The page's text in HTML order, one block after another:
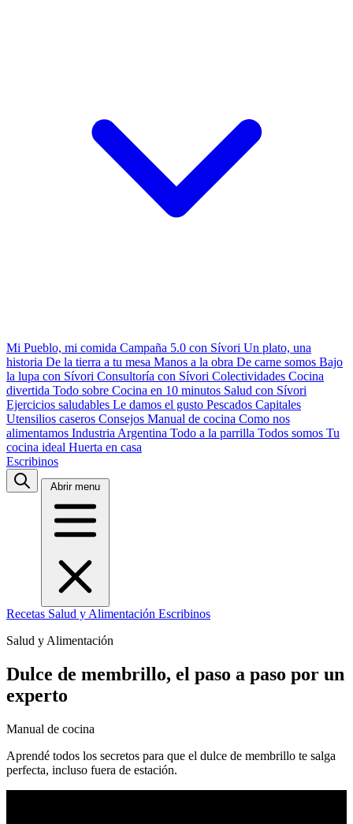
Mi Pueblo, mi comida Campaña 5.0 con Sívori Un plato, una
historia De la tierra a tu mesa Manos a la obra De carne somos Bajo
la lupa con Sívori Consultoría con Sívori Colectividades Cocina
divertida Todo sobre Cocina en 10 minutos Salud con Sívori
Ejercicios saludables Le damos el gusto Pescados Capitales
Utensilios caseros Consejos Manual de cocina Como nos
alimentamos Industria Argentina Todo a la parrilla Todos somos Tu
cocina ideal Huerta en casa
Escribinos
Abrir menu
Recetas Salud y Alimentación Escribinos
Salud y Alimentación
Dulce de membrillo, el paso a paso por un
experto
Manual de cocina
Aprendé todos los secretos para que el dulce de membrillo te salga
perfecta, incluso fuera de estación.